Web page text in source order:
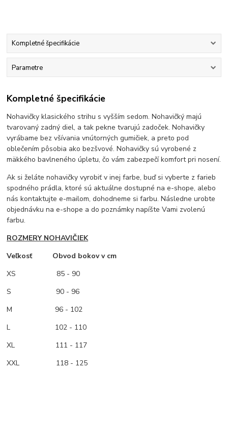
Kompletné špecifikácie
Parametre
Kompletné špecifikácie
Nohavičky klasického strihu s vyšším sedom. Nohavičký majú
tvarovaný zadný diel, a tak pekne tvarujú zadoček. Nohavičky
vyrábame bez všívania vnútorných gumičiek, a preto pod
oblečením pôsobia ako bezšvové. Nohavičky sú vyrobené z
mäkkého bavlneného úpletu, čo vám zabezpečí komfort pri nosení.
Ak si želáte nohavičky vyrobiť v inej farbe, buď si vyberte z farieb
spodného prádla, ktoré sú aktuálne dostupné na e-shope, alebo
nás kontaktujte e-mailom, dohodneme si farbu. Následne urobte
objednávku na e-shope a do poznámky napíšte Vami zvolenú
farbu.
ROZMERY NOHAVIČIEK
Veľkosť Obvod bokov v cm
XS
85 - 90
S 90 - 96
M
96 - 102
L 102 - 110
XL 111 - 117
XXL 118 - 125